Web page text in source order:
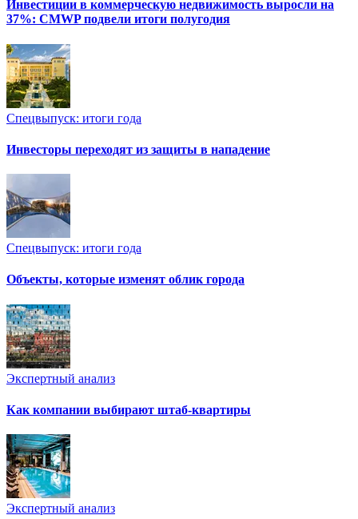
Инвестиции в коммерческую недвижимость выросли на
37%: CMWP подвели итоги полугодия
Спецвыпуск: итоги года
Инвесторы переходят из защиты в нападение
Спецвыпуск: итоги года
Объекты, которые изменят облик города
Экспертный анализ
Как компании выбирают штаб-квартиры
Экспертный анализ